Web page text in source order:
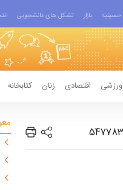
حسینیه بازار تشکل های دانشجویی
ورزشی اقتصادی زنان کتابخانه